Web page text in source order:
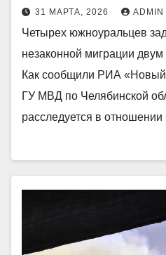
31 МАРТА, 2026 ADMIN
Четырех южноуральцев
незаконной миграции
Как сообщили РИА
ГУ МВД по Челябинской
расследуется в